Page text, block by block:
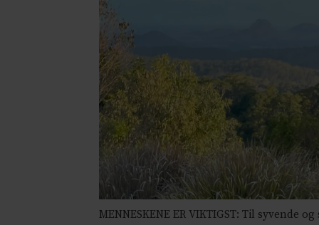
MENNESKENE ER VIKTIGST: Til syvende